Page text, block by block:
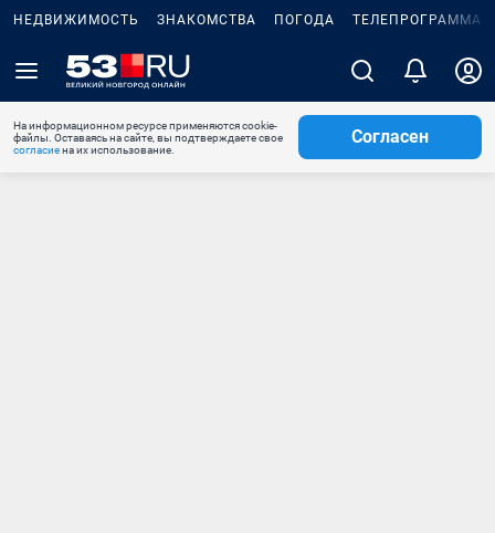
НЕДВИЖИМОСТЬ ЗНАКОМСТВА ПОГОДА ТЕЛЕПРОГРАММА
На информационном ресурсе применяются cookie-
файлы. Оставаясь на сайте, вы подтверждаете свое
согласиена их использование.
Согласен